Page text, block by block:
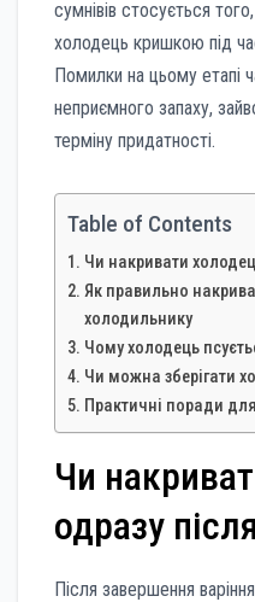
сумнівів стосується
холодець кришкою під
Помилки на цьому етапі
неприємного запаху,
терміну придатності.
Table of Contents
Чи накривати
Як правильно
холодильнику
Чому холодець
Чи можна зберігати
Практичні поради
Чи
одразу
Після завершення